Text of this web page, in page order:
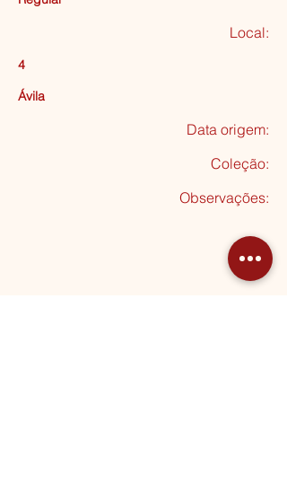
Local:
4
Ávila
Data origem:
Coleção:
Observações: